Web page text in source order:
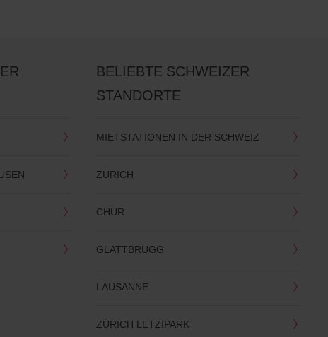
BELIEBTE SCHWEIZER
STANDORTE
MIETSTATIONEN IN DER SCHWEIZ
ZÜRICH
CHUR
GLATTBRUGG
LAUSANNE
ZÜRICH LETZIPARK